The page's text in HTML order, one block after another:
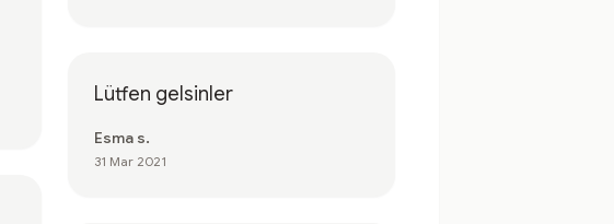
Lütfen gelsinler
Esma s.
31 Mar 2021